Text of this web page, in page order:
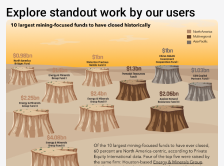
Explore standout work by our users